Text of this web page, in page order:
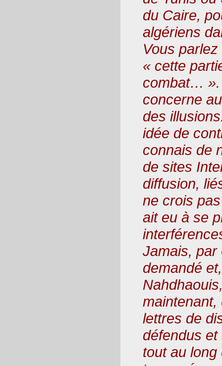
du Caire,
algériens
Vous
« cette
combat… ».
concerne
des
idée de
connais de
de sites
diffusion,
ne crois pas
ait eu à se
Jamais, par
demandé
lettres de
défendus
tout au